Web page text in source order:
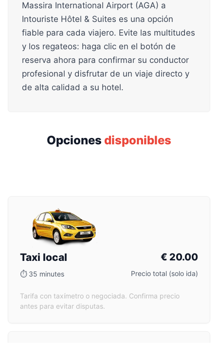
Massira International Airport (AGA) a
Intouriste Hôtel & Suites es una opción
fiable para cada viajero. Evite las multitudes
y los regateos: haga clic en el botón de
reserva ahora para confirmar su conductor
profesional y disfrutar de un viaje directo y
de alta calidad a su hotel.
Opciones disponibles
Taxi local
⏱ 35 minutes
€ 20.00
Precio total (solo ida)
Tarifa con taxímetro o negociada. Confirma precio
antes para evitar disputas.